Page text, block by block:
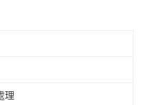
理